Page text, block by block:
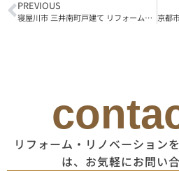
PREVIOUS
寝屋川市 三井南町戸建て リフォーム工事完了
リフォーム・リノベーション
は、お気軽にお問い